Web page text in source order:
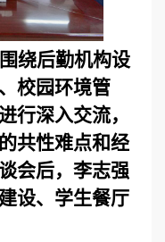
绕后勤机构设
校园环境管
行深入交流，
共性难点和经
会后，李志强
设、学生餐厅